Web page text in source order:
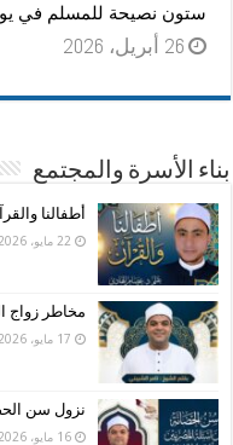
ستون نصيحة للمسلم في
26 أبريل، 2026
بناء الأسرة والمجتمع
أطفالنا
22 مايو، 2026
مخاطر زواج
17 مايو، 2026
نزول سن
16 مايو، 2026